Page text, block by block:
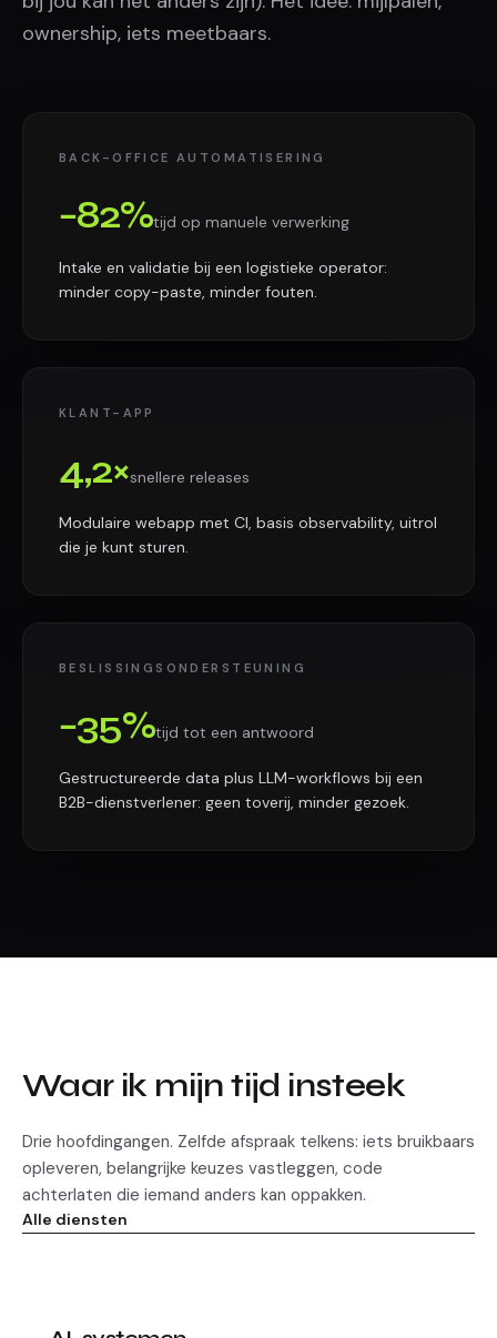
ownership, iets meetbaars.
BACK-OFFICE AUTOMATISERING
−82%tijd op manuele verwerking
Intake en validatie bij een logistieke operator:
minder copy-paste, minder fouten.
KLANT-APP
4,2×snellere releases
Modulaire webapp met CI, basis observability, uitrol
die je kunt sturen.
BESLISSINGSONDERSTEUNING
−35%tijd tot een antwoord
Gestructureerde data plus LLM-workflows bij een
B2B-dienstverlener: geen toverij, minder gezoek.
Waar ik mijn tijd insteek
Drie hoofdingangen. Zelfde afspraak telkens: iets bruikbaars
opleveren, belangrijke keuzes vastleggen, code
achterlaten die iemand anders kan oppakken.
Alle diensten